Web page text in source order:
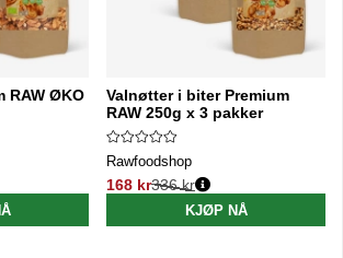
RAW ØKO
Valnøtter i biter Premium
RAW 250g x 3 pakker
Rawfoodshop
168 kr
Vanlig pris:
336 kr
KJØP NÅ